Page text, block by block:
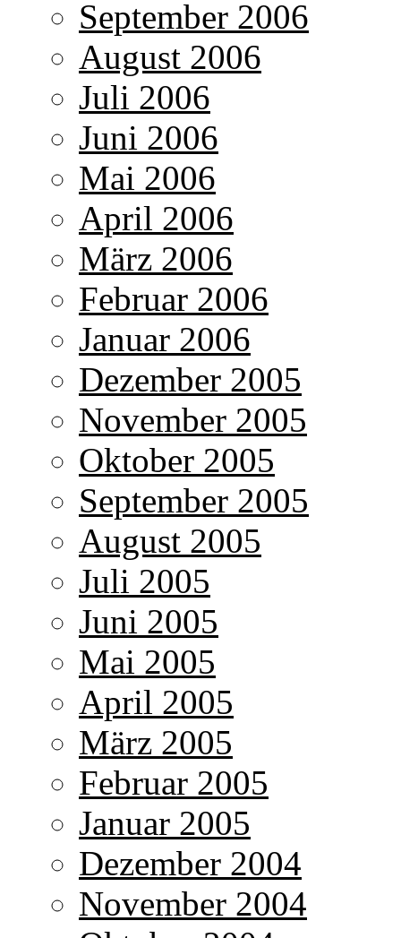
September 2006
August 2006
Juli 2006
Juni 2006
Mai 2006
April 2006
März 2006
Februar 2006
Januar 2006
Dezember 2005
November 2005
Oktober 2005
September 2005
August 2005
Juli 2005
Juni 2005
Mai 2005
April 2005
März 2005
Februar 2005
Januar 2005
Dezember 2004
November 2004